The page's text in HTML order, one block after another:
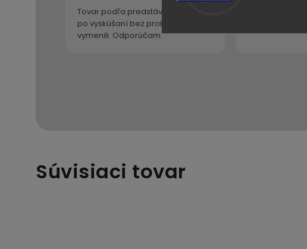
Tovar podľa predstáv, veľkosť mi
po vyskúšaní bez problémov
vymenili. Odporúčam.
Súvisiaci tovar